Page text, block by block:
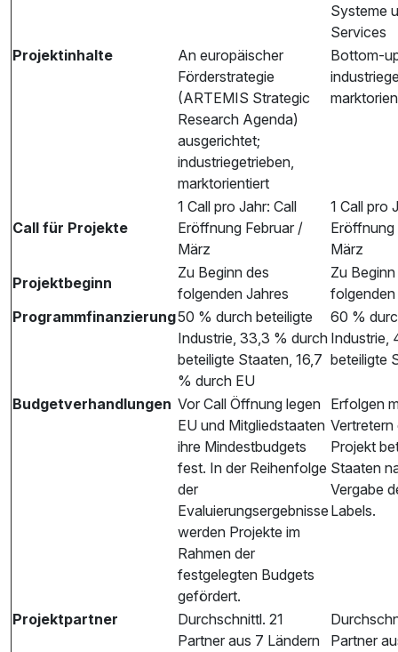
Systeme
Services
Projektinhalte
An europäischer
Förderstrategie
(ARTEMIS Strategic
Research Agenda)
ausgerichtet;
industriegetrieben,
marktorientiert
Bottom-
Call für Projekte
1 Call pro Jahr: Call
Eröffnung Februar /
März
1 Call pro
Eröffnung
März
Projektbeginn
Zu Beginn des
folgenden Jahres
Zu
folgenden
Programmfinanzierung50 % durch beteiligte
Industrie, 33,3 % durch
beteiligte Staaten, 16,7
% durch EU
60 %
Industrie,
beteiligte
Budgetverhandlungen Vor Call Öffnung legen
EU und Mitgliedstaaten
ihre Mindestbudgets
fest. In der Reihenfolge
der
Evaluierungsergebnisse
werden Projekte im
Rahmen der
festgelegten Budgets
gefördert.
Erfolgen
Vertretern
Projekt
Staaten
Vergabe
Labels.
Projektpartner
Durchschnittl. 21
Partner aus 7 Ländern
Partner